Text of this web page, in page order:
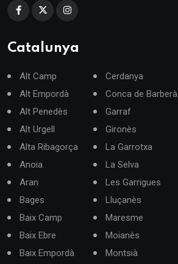
Catalunya
Alt Camp
Alt Empordà
Alt Penedès
Alt Urgell
Alta Ribagorça
Anoia
Aran
Bages
Baix Camp
Baix Ebre
Baix Empordà
Cerdanya
Conca de Barberà
Garraf
Gironès
La Garrotxa
La Selva
Les Garrigues
Lluçanès
Maresme
Moianès
Montsià